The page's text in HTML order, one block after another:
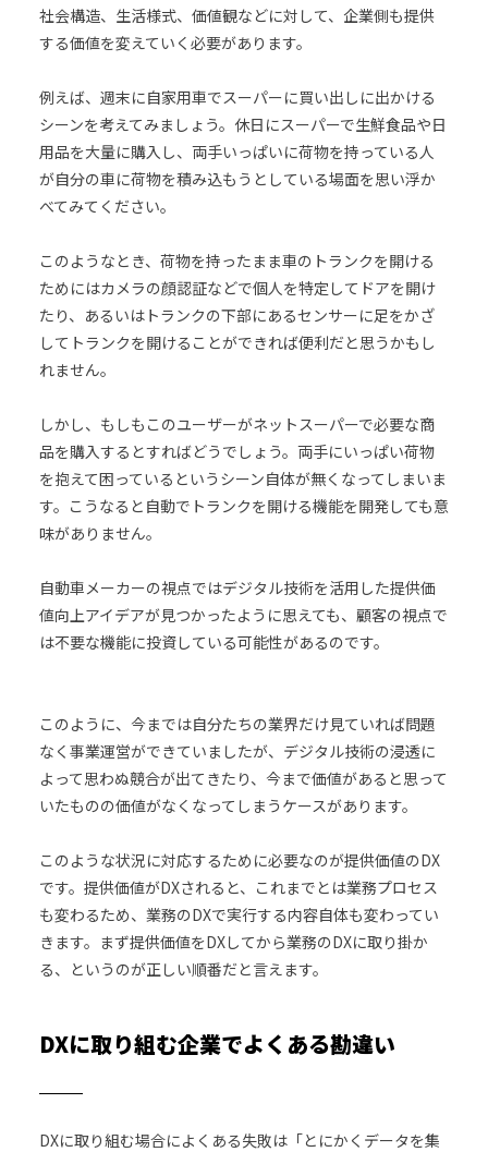
社会構造、生活様式、価値観などに対して、企業側も提供
する価値を変えていく必要があります。
例えば、週末に自家用車でスーパーに買い出しに出かける
シーンを考えてみましょう。休日にスーパーで生鮮食品や日
用品を大量に購入し、両手いっぱいに荷物を持っている人
が自分の車に荷物を積み込もうとしている場面を思い浮か
べてみてください。
このようなとき、荷物を持ったまま車のトランクを開ける
ためにはカメラの顔認証などで個人を特定してドアを開け
たり、あるいはトランクの下部にあるセンサーに足をかざ
してトランクを開けることができれば便利だと思うかもし
れません。
しかし、もしもこのユーザーがネットスーパーで必要な商
品を購入するとすればどうでしょう。両手にいっぱい荷物
を抱えて困っているというシーン自体が無くなってしまいま
す。こうなると自動でトランクを開ける機能を開発しても意
味がありません。
自動車メーカーの視点ではデジタル技術を活用した提供価
値向上アイデアが見つかったように思えても、顧客の視点で
は不要な機能に投資している可能性があるのです。
このように、今までは自分たちの業界だけ見ていれば問題
なく事業運営ができていましたが、デジタル技術の浸透に
よって思わぬ競合が出てきたり、今まで価値があると思って
いたものの価値がなくなってしまうケースがあります。
このような状況に対応するために必要なのが提供価値のDX
です。提供価値がDXされると、これまでとは業務プロセス
も変わるため、業務のDXで実行する内容自体も変わってい
きます。まず提供価値をDXしてから業務のDXに取り掛か
る、というのが正しい順番だと言えます。
DXに取り組む企業でよくある勘違い
DXに取り組む場合によくある失敗は「とにかくデータを集